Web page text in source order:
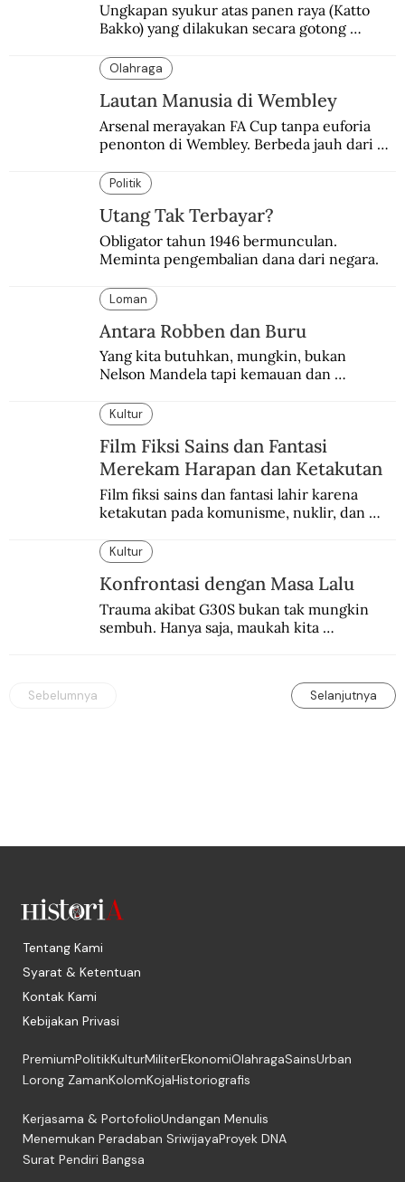
Ungkapan syukur atas panen raya (Katto
Bakko) yang dilakukan secara gotong
Olahraga
Lautan Manusia di Wembley
Arsenal merayakan FA Cup tanpa euforia
penonton di Wembley. Berbeda jauh dari
silam.
Politik
Utang Tak Terbayar?
Obligator tahun 1946 bermunculan.
Meminta pengembalian dana dari negara.
Loman
Antara Robben dan Buru
Yang kita butuhkan, mungkin, bukan
Nelson Mandela tapi kemauan dan
dengan berbagai cara yang bisa memenuhi
rasa keadilan.
Kultur
Film Fiksi Sains dan Fantasi
Merekam Harapan dan Ketakutan
Film fiksi sains dan fantasi lahir karena
ketakutan pada komunisme, nuklir, dan
Kultur
Konfrontasi dengan Masa Lalu
Trauma akibat G30S bukan tak mungkin
sembuh. Hanya saja, maukah kita
Sebelumnya Selanjutnya
Tentang Kami
Syarat & Ketentuan
Kontak Kami
Kebijakan Privasi
PremiumPolitikKulturMiliterEkonomiOlahragaSainsUrban
Lorong ZamanKolomKojaHistoriografis
Kerjasama & PortofolioUndangan Menulis
Menemukan Peradaban SriwijayaProyek DNA
Surat Pendiri Bangsa